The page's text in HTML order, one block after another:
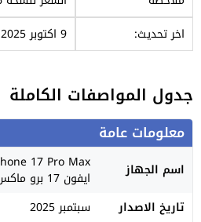
اخر تحديث:
9 اكتوبر 2025
جدول المواصفات الكاملة
معلومات عامة
اسم الجهاز 17 Pro Max
ايفون 17 برو ماكس
تاريخ الاصدار
سبتمبر 2025